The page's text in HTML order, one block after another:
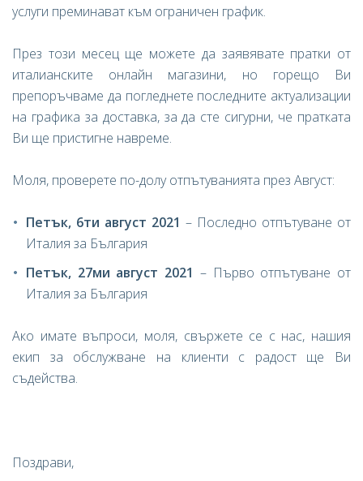
услуги преминават към ограничен график.
През този месец ще можете да заявявате пратки от
италианските онлайн магазини, но горещо Ви
препоръчваме да погледнете последните актуализации
на графика за доставка, за да сте сигурни, че пратката
Ви ще пристигне навреме.
Моля, проверете по-долу отпътуванията през Август:
Петък, 6ти август 2021 – Последно отпътуване от
Италия за България
Петък, 27ми август 2021 – Първо отпътуване от
Италия за България
Ако имате въпроси, моля, свържете се с нас, нашия
екип за обслужване на клиенти с радост ще Ви
съдейства.
Поздрави,